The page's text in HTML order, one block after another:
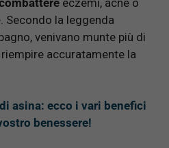
Secondo la leggenda
venivano munte più di
accuratamente la
asina: ecco i vari benefici
benessere!